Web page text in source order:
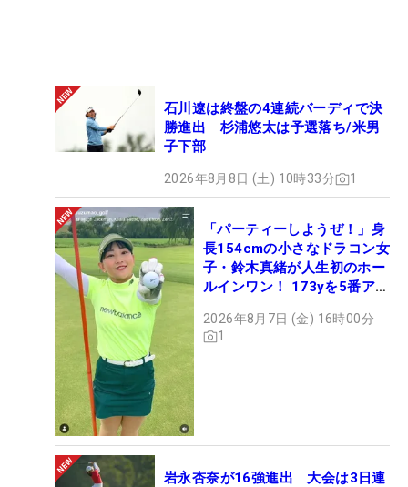
石川遼は終盤の4連続バーディで決
勝進出 杉浦悠太は予選落ち/米男
子下部
2026年8月8日 (土) 10時33分 1
「パーティーしようぜ！」身
長154cmの小さなドラコン女
子・鈴木真緒が人生初のホー
ルインワン！ 173yを5番アイ
2026年8月7日 (金) 16時00分
1
岩永杏奈が16強進出 大会は3日連